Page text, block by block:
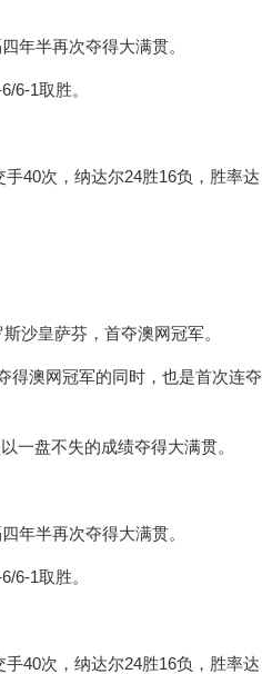
年半再次夺得大满贯。
6-1取胜。
40次，纳达尔24胜16负，胜率达
沙皇萨芬，首夺澳网冠军。
得澳网冠军的同时，也是首次连夺
一盘不失的成绩夺得大满贯。
年半再次夺得大满贯。
6-1取胜。
40次，纳达尔24胜16负，胜率达